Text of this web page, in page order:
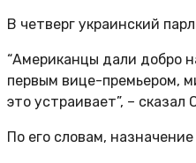
В четверг украинский
“Американцы дали добро
первым вице-премьером,
это устраивает”, – сказал
По его словам,